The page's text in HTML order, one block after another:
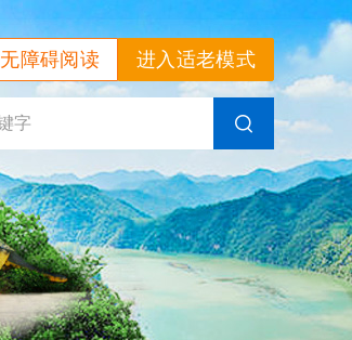
进入适老模式
无障碍阅读